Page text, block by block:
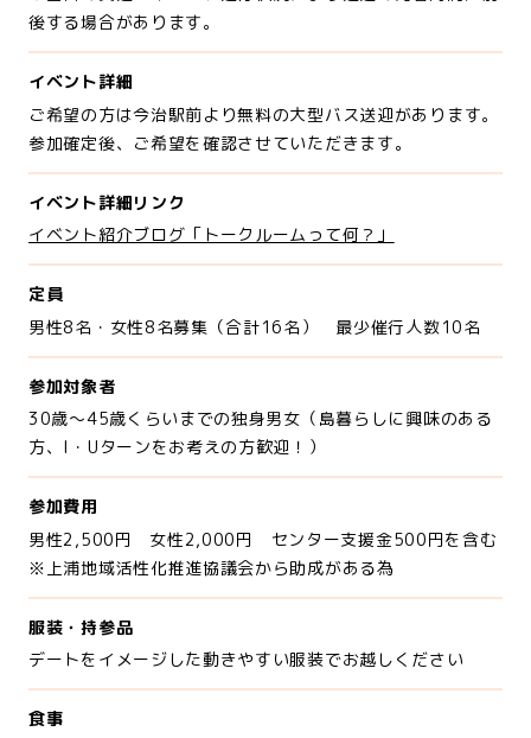
後する場合があります。
イベント詳細
ご希望の方は今治駅前より無料の大型バス送迎があります。
参加確定後、ご希望を確認させていただきます。
イベント詳細リンク
イベント紹介ブログ「トークルームって何？」
定員
男性8名・女性8名募集（合計16名） 最少催行人数10名
参加対象者
30歳～45歳くらいまでの独身男女（島暮らしに興味のある
方、I・Uターンをお考えの方歓迎！）
参加費用
男性2,500円 女性2,000円 センター支援金500円を含む
※上浦地域活性化推進協議会から助成がある為
服装・持参品
デートをイメージした動きやすい服装でお越しください
食事